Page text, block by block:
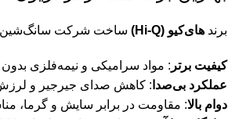
برندهای‌کیو (Hi-Q) ساخت شرکت سانگ‌شین
کیفیت برتر : مواد سرامیکی و نیمه‌فلزی
عملکرد بی‌صدا : کاهش صدای جیرجیر و
دوام بالا: مقاومت در برابر سایش و گرما،